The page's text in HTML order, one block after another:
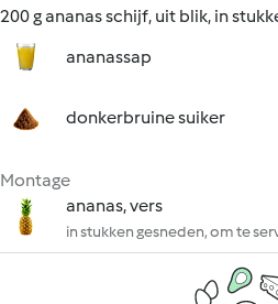
200 g ananas schijf, uit blik, in
ananassap
donkerbruine suiker
Montage
ananas, vers
in stukken gesneden, om te